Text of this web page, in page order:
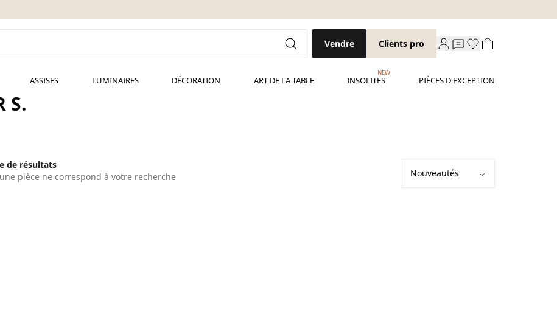
Vendre Clients pro
ASSISES LUMINAIRES DÉCORATION ART DE LA TABLE INSOLITES
NEW
PIÈCES D'EXCEPTION
S.
de résultats
pièce ne correspond à votre recherche